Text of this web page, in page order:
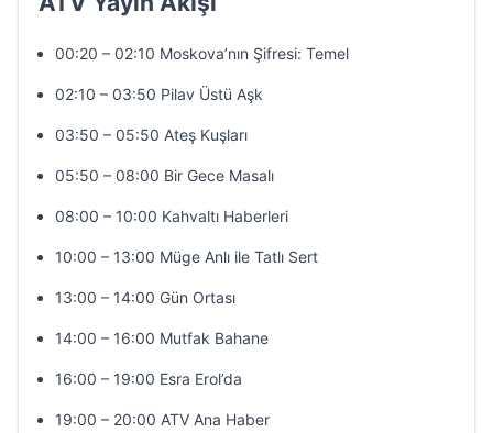
00:20 – 02:10 Moskova’nın Şifresi: Temel
02:10 – 03:50 Pilav Üstü Aşk
03:50 – 05:50 Ateş Kuşları
05:50 – 08:00 Bir Gece Masalı
08:00 – 10:00 Kahvaltı Haberleri
10:00 – 13:00 Müge Anlı ile Tatlı Sert
13:00 – 14:00 Gün Ortası
14:00 – 16:00 Mutfak Bahane
16:00 – 19:00 Esra Erol’da
19:00 – 20:00 ATV Ana Haber